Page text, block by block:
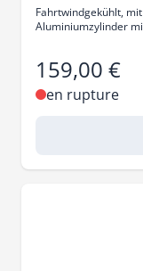
Fahrtwindgekühlt,
Aluminiumzylinder
159,00 €
en rupture